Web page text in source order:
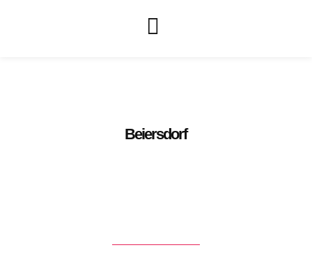
Beiersdorf